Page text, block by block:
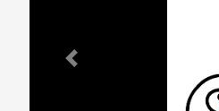
Previous